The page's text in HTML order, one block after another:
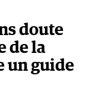
doute
de la
un guide